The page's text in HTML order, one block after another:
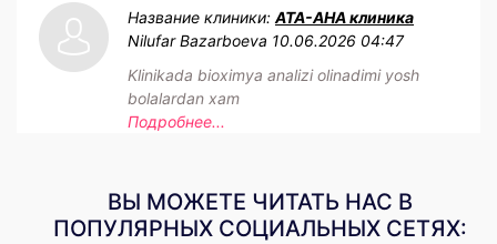
Название клиники:АТА-АНА клиника
Nilufar Bazarboeva 10.06.2026 04:47
Klinikada bioximya analizi olinadimi yosh
bolalardan xam
Подробнее...
ВЫ МОЖЕТЕ ЧИТАТЬ НАС В
ПОПУЛЯРНЫХ СОЦИАЛЬНЫХ СЕТЯХ: